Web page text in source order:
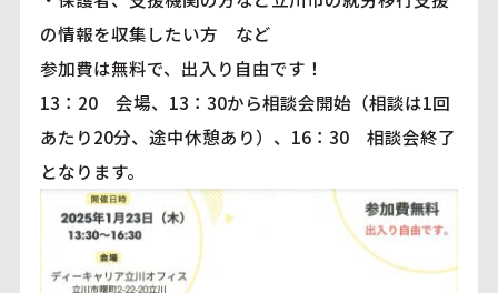
の情報を収集したい方 など
参加費は無料で、出入り自由です！
13：20 会場、13：30から相談会開始（相談は1回
あたり20分、途中休憩あり）、16：30 相談会終了
となります。